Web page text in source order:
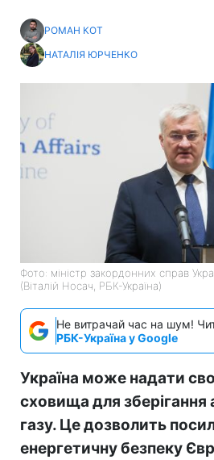
РОМАН КОТ
НАТАЛІЯ ЮРЧЕНКО
Фото: міністр закордонних справ
(Віталій Носач, РБК-Україна)
Не витрачай час на шум!
РБК-Україна у Google
Україна може надати
сховища для
газу. Це дозволить
енергетичну безпеку